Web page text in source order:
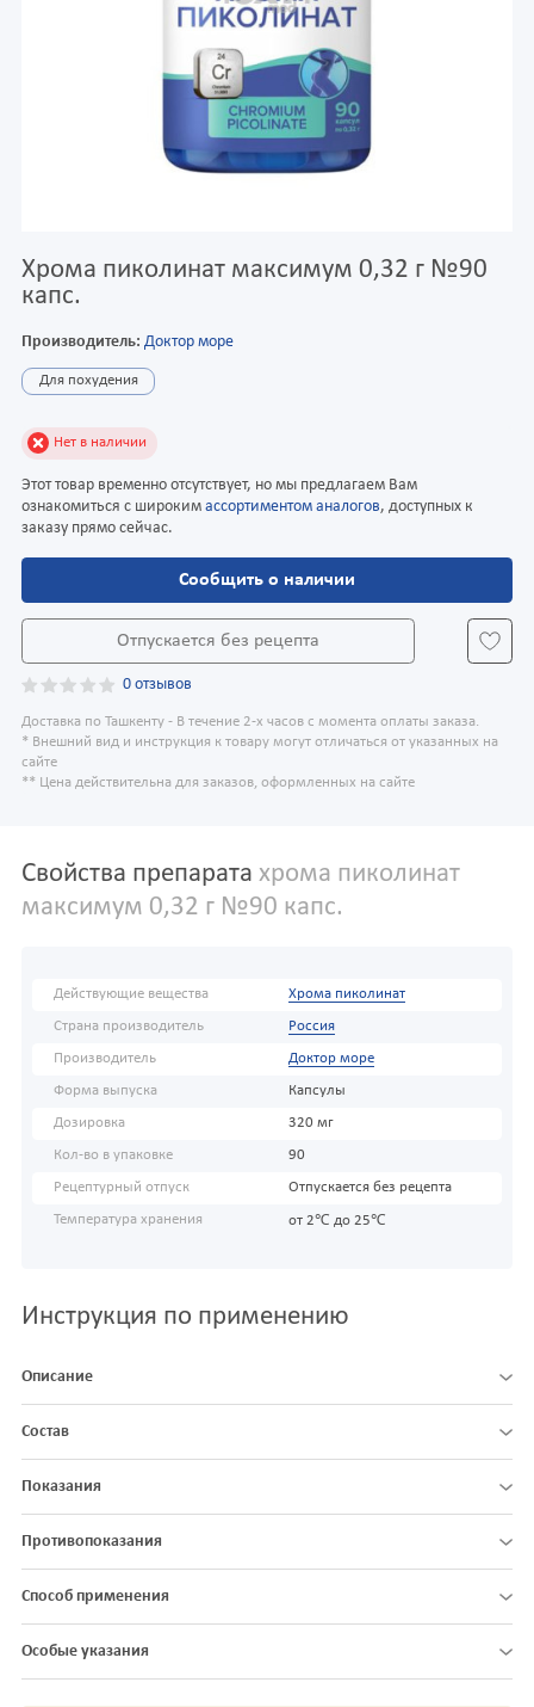
Хрома пиколинат максимум 0,32 г №90
капс.
Производитель: Доктор море
Для похудения
Нет в наличии
Этот товар временно отсутствует, но мы предлагаем Вам
ознакомиться с широким ассортиментом аналогов, доступных к
заказу прямо сейчас.
Сообщить о наличии
Отпускается без рецепта
0 отзывов
Доставка по Ташкенту - В течение 2-х часов с момента оплаты заказа.
* Внешний вид и инструкция к товару могут отличаться от указанных на
сайте
** Цена действительна для заказов, оформленных на сайте
Свойства препарата хрома пиколинат
максимум 0,32 г №90 капс.
Действующие вещества Хрома пиколинат
Страна производитель Россия
Производитель Доктор море
Форма выпуска Капсулы
Дозировка 320 мг
Кол-во в упаковке 90
Рецептурный отпуск Отпускается без рецепта
Температура хранения от 2℃ до 25℃
Инструкция по применению
Описание
Состав
Показания
Противопоказания
Способ применения
Особые указания